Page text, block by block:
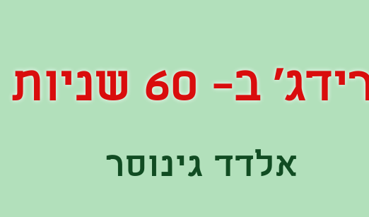
ב- 60 שניות
אלדד גינוסר